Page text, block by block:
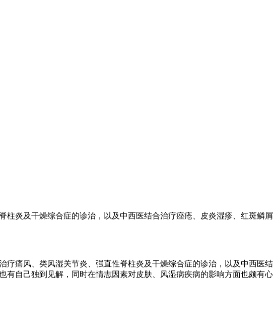
炎及干燥综合症的诊治，以及中西医结合治疗痤疮、皮炎湿疹、红斑鳞屑
痛风、类风湿关节炎、强直性脊柱炎及干燥综合症的诊治，以及中西医结
自己独到见解，同时在情志因素对皮肤、风湿病疾病的影响方面也颇有心